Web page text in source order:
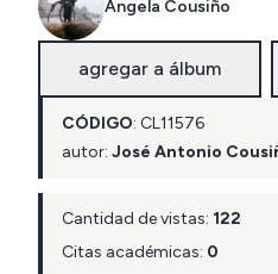
Ángela Cousiño
agregar a álbum
CÓDIGO: CL11576
autor: José Antonio
Cantidad de vistas: 122
Citas académicas: 0